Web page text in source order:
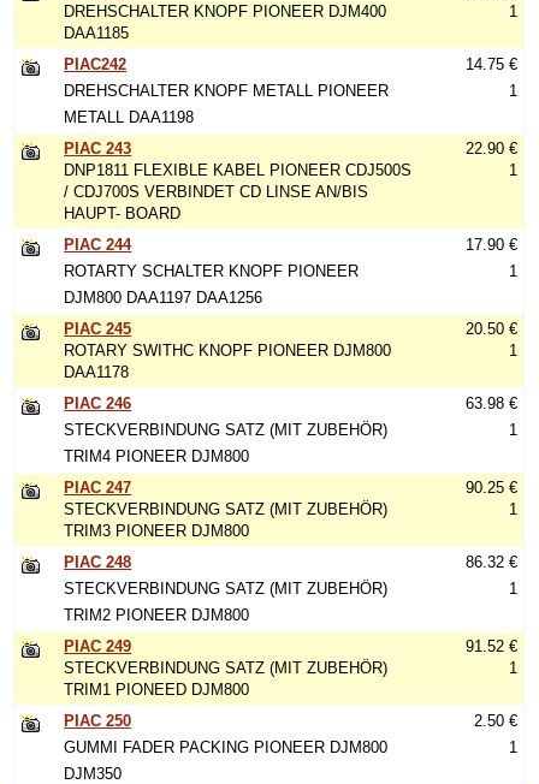
DREHSCHALTER KNOPF PIONEER DJM400
DAA1185
1
PIAC242
DREHSCHALTER KNOPF METALL PIONEER
METALL DAA1198
14.75 €
1
PIAC 243
DNP1811 FLEXIBLE KABEL PIONEER CDJ500S
/ CDJ700S VERBINDET CD LINSE AN/BIS
HAUPT- BOARD
22.90 €
1
PIAC 244
ROTARTY SCHALTER KNOPF PIONEER
DJM800 DAA1197 DAA1256
17.90 €
1
PIAC 245
ROTARY SWITHC KNOPF PIONEER DJM800
DAA1178
20.50 €
1
PIAC 246
STECKVERBINDUNG SATZ (MIT ZUBEHÖR)
TRIM4 PIONEER DJM800
63.98 €
1
PIAC 247
STECKVERBINDUNG SATZ (MIT ZUBEHÖR)
TRIM3 PIONEER DJM800
90.25 €
1
PIAC 248
STECKVERBINDUNG SATZ (MIT ZUBEHÖR)
TRIM2 PIONEER DJM800
86.32 €
1
PIAC 249
STECKVERBINDUNG SATZ (MIT ZUBEHÖR)
TRIM1 PIONEED DJM800
91.52 €
1
PIAC 250
GUMMI FADER PACKING PIONEER DJM800
DJM350
2.50 €
1